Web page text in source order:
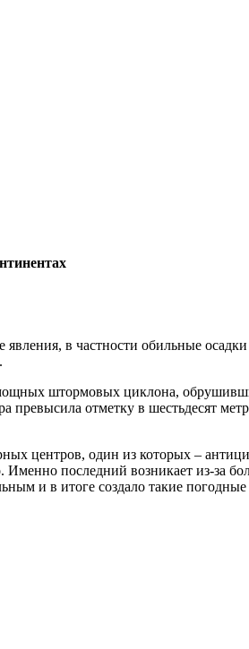
в частности обильные
штормовых циклона,
отметку в шестьдесят
центров, один из которых –
последний возникает из-за
и в итоге создало такие